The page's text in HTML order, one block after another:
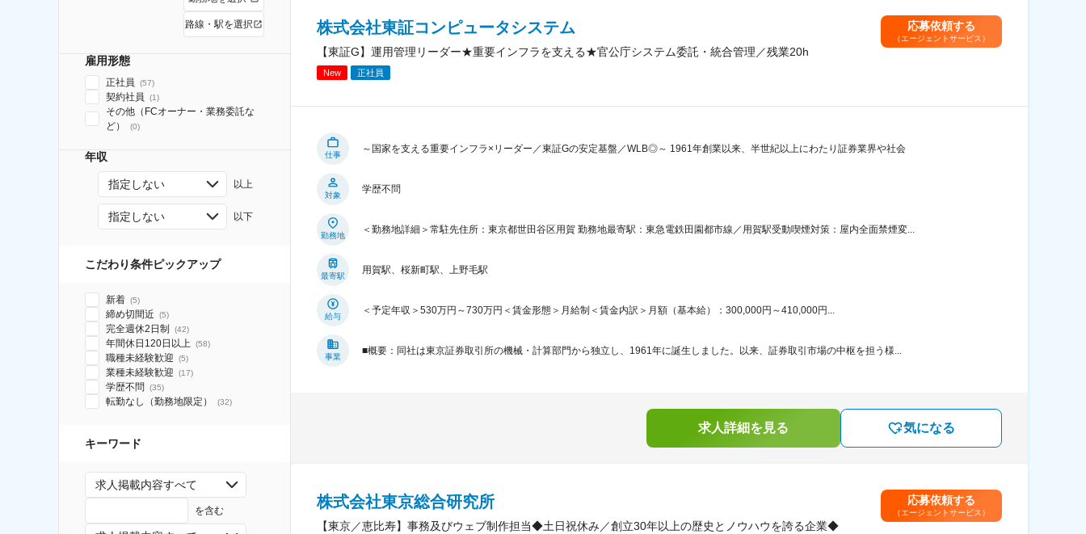
路線・駅を選択
雇用形態
正社員 (57)
契約社員 (1)
その他（FCオーナー・業務委託な
ど）
(0)
年収
指定しない 以上
指定しない 以下
こだわり条件ピックアップ
新着 (5)
締め切間近 (5)
完全週休2日制 (42)
年間休日120日以上 (58)
職種未経験歓迎 (5)
業種未経験歓迎 (17)
学歴不問 (35)
転勤なし（勤務地限定） (32)
キーワード
求人掲載内容すべて
を含む
株式会社東証コンピュータシステム
【東証G】運用管理リーダー★重要インフラを支える★官公庁システム委託・統合管理／残業20h
New 正社員
応募依頼する
（エージェントサービス）
仕事
～国家を支える重要インフラ×リーダー／東証Gの安定基盤／WLB◎～ 1961年創業以来、半世紀以上にわたり証券業界や社会
対象
学歴不問
勤務地
＜勤務地詳細＞常駐先住所：東京都世田谷区用賀 勤務地最寄駅：東急電鉄田園都市線／用賀駅受動喫煙対策：屋内全面禁煙変...
最寄駅
用賀駅、桜新町駅、上野毛駅
給与
＜予定年収＞530万円～730万円＜賃金形態＞月給制＜賃金内訳＞月額（基本給）：300,000円～410,000円...
事業
■概要：同社は東京証券取引所の機械・計算部門から独立し、1961年に誕生しました。以来、証券取引市場の中枢を担う様...
求人詳細を見る 気になる
株式会社東京総合研究所
【東京／恵比寿】事務及びウェブ制作担当◆土日祝休み／創立30年以上の歴史とノウハウを誇る企業◆
応募依頼する
（エージェントサービス）